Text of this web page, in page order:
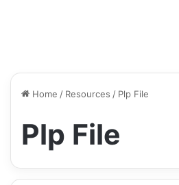
Home / Resources / Plp File
Plp File